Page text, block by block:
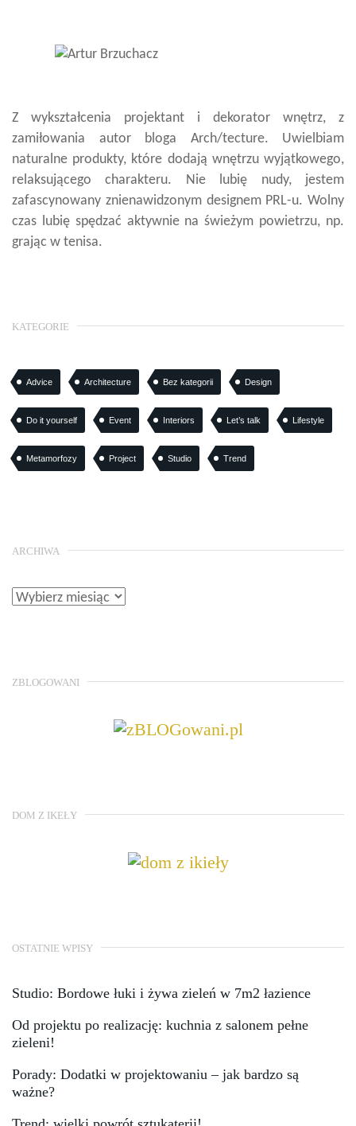
Z wykształcenia projektant i dekorator wnętrz, z
zamiłowania autor bloga Arch/tecture. Uwielbiam
naturalne produkty, które dodają wnętrzu wyjątkowego,
relaksującego charakteru. Nie lubię nudy, jestem
zafascynowany znienawidzonym designem PRL-u. Wolny
czas lubię spędzać aktywnie na świeżym powietrzu, np.
grając w tenisa.
KATEGORIE
Advice Architecture Bez kategorii Design
Do it yourself Event Interiors Let’s talk Lifestyle
Metamorfozy Project Studio Trend
ARCHIWA
ZBLOGOWANI
DOM Z IKEŁY
OSTATNIE WPISY
Studio: Bordowe łuki i żywa zieleń w 7m2 łazience
Od projektu po realizację: kuchnia z salonem pełne
zieleni!
Porady: Dodatki w projektowaniu – jak bardzo są
ważne?